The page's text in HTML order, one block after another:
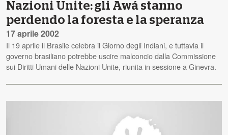
Nazioni Unite: gli Awá stanno
perdendo la foresta e la speranza
17 aprile 2002
Il 19 aprile il Brasile celebra il Giorno degli Indiani, e tuttavia il
governo brasiliano potrebbe uscire malconcio dalla Commissione
sui Diritti Umani delle Nazioni Unite, riunita in sessione a Ginevra.